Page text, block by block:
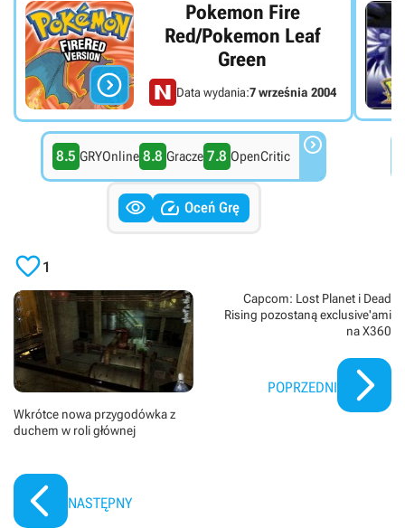

Pokemon Fire
Red/Pokemon Leaf
Green
Data wydania:7 września 2004
8.5 GRYOnline 8.8 Gracze 7.8 OpenCritic 
  Oceń Grę
1
Wkrótce nowa przygodówka z
duchem w roli głównej
NASTĘPNY
Capcom: Lost Planet i Dead
Rising pozostaną exclusive'ami
na X360
POPRZEDNI